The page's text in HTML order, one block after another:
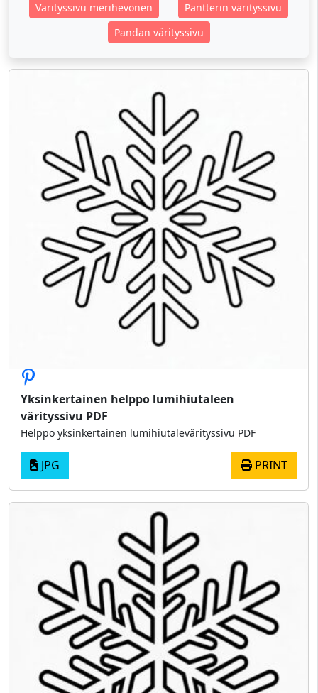
Värityssivu merihevonen
Pantterin värityssivu
Pandan värityssivu
Yksinkertainen helppo lumihiutaleen
värityssivu PDF
Helppo yksinkertainen lumihiutalevärityssivu PDF
JPG PRINT